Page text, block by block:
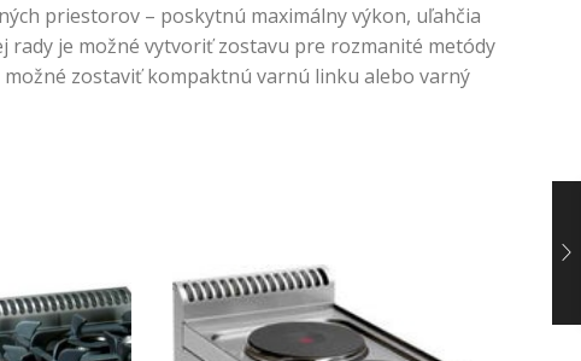
priestorov – poskytnú maximálny výkon, uľahčia
je možné vytvoriť zostavu pre rozmanité metódy
zostaviť kompaktnú varnú linku alebo varný